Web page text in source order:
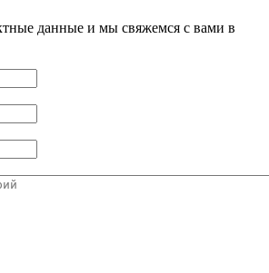
данные и мы свяжемся с вами в